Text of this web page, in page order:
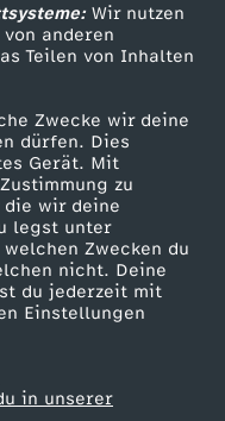
Wir nutzen
anderen
Teilen von Inhalten
Zwecke wir deine
dürfen. Dies
Gerät. Mit
zu
wir deine
legst unter
Zwecken du
nicht. Deine
du jederzeit mit
Einstellungen
in unserer